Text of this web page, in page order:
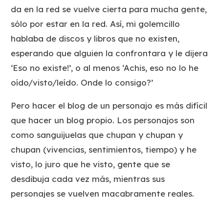
da en la red se vuelve cierta para mucha gente,
sólo por estar en la red. Así, mi golemcillo
hablaba de discos y libros que no existen,
esperando que alguien la confrontara y le dijera
‘Eso no existe!’, o al menos ‘Achis, eso no lo he
oído/visto/leído. Onde lo consigo?’
Pero hacer el blog de un personajo es más difícil
que hacer un blog propio. Los personajos son
como sanguijuelas que chupan y chupan y
chupan (vivencias, sentimientos, tiempo) y he
visto, lo juro que he visto, gente que se
desdibuja cada vez más, mientras sus
personajes se vuelven macabramente reales.